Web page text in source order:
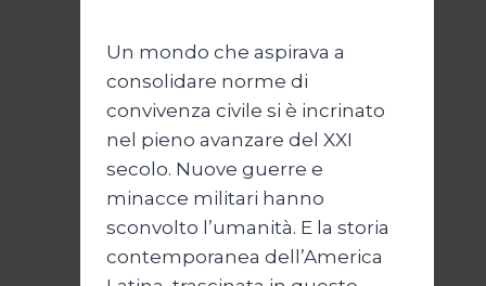
Un mondo che aspirava a
consolidare norme di
convivenza civile si è incrinato
nel pieno avanzare del XXI
secolo. Nuove guerre e
minacce militari hanno
sconvolto l’umanità. E la storia
contemporanea dell’America